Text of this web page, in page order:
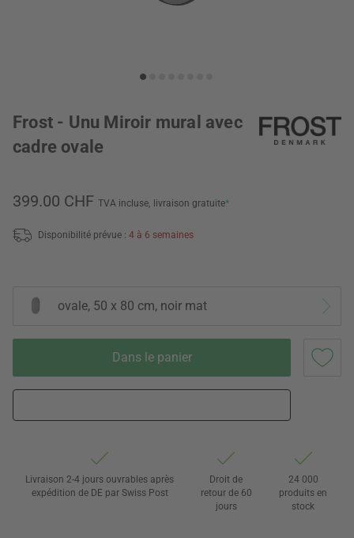
Frost - Unu Miroir mural avec
cadre ovale
399.00 CHF TVA incluse, livraison gratuite*
Disponibilité prévue : 4 à 6 semaines
ovale, 50 x 80 cm, noir mat
Dans le panier
Livraison 2-4 jours ouvrables après
expédition de DE par Swiss Post
Droit de
retour de 60
jours
24 000
produits en
stock